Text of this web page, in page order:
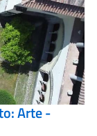
Arte -